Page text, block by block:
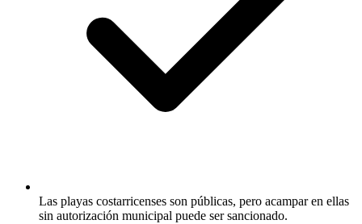
Las playas costarricenses son públicas, pero acampar en ellas
sin autorización municipal puede ser sancionado.